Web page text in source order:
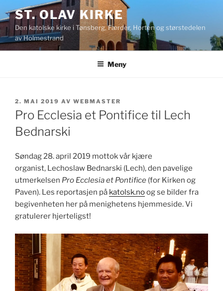
til
innhold
ST. OLAV KIRKE
Den katolske kirke i Tønsberg, Færder, Horten og størstedelen
av Holmestrand
Meny
PUBLISERT
2. MAI 2019 AV WEBMASTER
Pro Ecclesia et Pontifice til Lech
Bednarski
Søndag 28. april 2019 mottok vår kjære
organist, Lechoslaw Bednarski (Lech), den pavelige
utmerkelsen Pro Ecclesia et Pontifice (for Kirken og
Paven). Les reportasjen på katolsk.noog se bilder fra
begivenheten her på menighetens hjemmeside. Vi
gratulerer hjerteligst!